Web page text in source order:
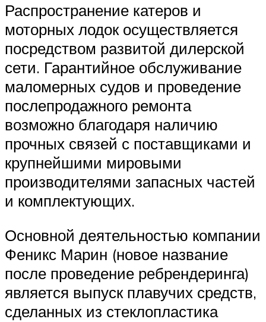
Распространение катеров и
моторных лодок осуществляется
посредством развитой дилерской
сети. Гарантийное обслуживание
маломерных судов и проведение
послепродажного ремонта
возможно благодаря наличию
прочных связей с поставщиками и
крупнейшими мировыми
производителями запасных частей
и комплектующих.
Основной деятельностью компании
Феникс Марин (новое название
после проведение ребрендеринга)
является выпуск плавучих средств,
сделанных из стеклопластика